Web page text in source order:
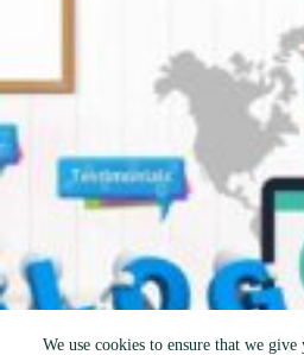
We use cookies to ensure that we